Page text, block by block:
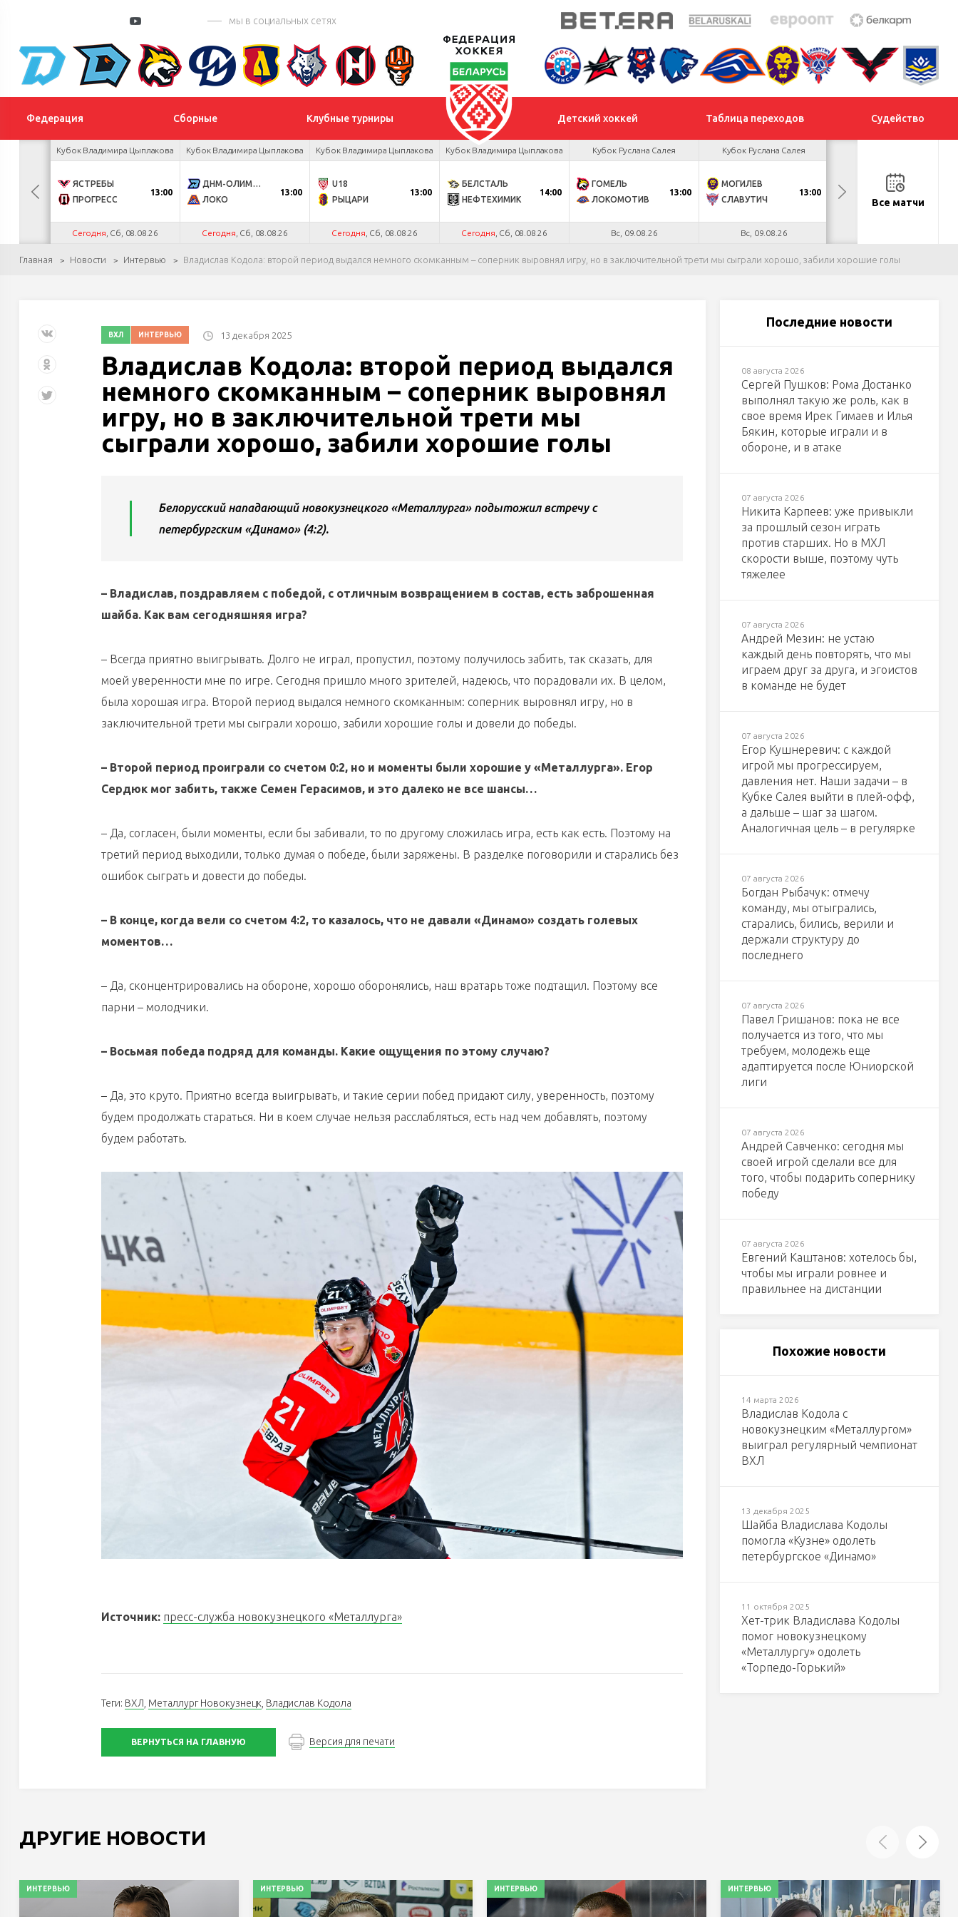
мы в социальных сетях
Федерация Сборные Клубные турниры Детский хоккей Таблица переходов Судейство
Кубок Владимира Цыплакова
ЯСТРЕБЫ
ПРОГРЕСС
13:00
Сегодня , Сб, 08.08.26
Кубок Владимира Цыплакова
ДНМ-ОЛИМПИК
ЛОКО
13:00
Сегодня , Сб, 08.08.26
Кубок Владимира Цыплакова
U18
РЫЦАРИ
13:00
Сегодня , Сб, 08.08.26
Кубок Владимира Цыплакова
БЕЛСТАЛЬ
НЕФТЕХИМИК
14:00
Сегодня , Сб, 08.08.26
Кубок Руслана Салея
ГОМЕЛЬ
ЛОКОМОТИВ
13:00
Вс, 09.08.26
Кубок Руслана Салея
МОГИЛЕВ
СЛАВУТИЧ
13:00
Вс, 09.08.26
МЕТАЛЛУРГ
Все матчи
Главная Новости Интервью Владислав Кодола: второй период выдался немного скомканным – соперник выровнял игру, но в заключительной трети мы сыграли хорошо, забили хорошие голы
ВХЛ ИНТЕРВЬЮ 13 декабря 2025
Владислав Кодола: второй период выдался
немного скомканным – соперник выровнял
игру, но в заключительной трети мы
сыграли хорошо, забили хорошие голы
Белорусский нападающий новокузнецкого «Металлурга» подытожил встречу с
петербургским «Динамо» (4:2).
– Владислав, поздравляем с победой, с отличным возвращением в состав, есть заброшенная
шайба. Как вам сегодняшняя игра?
– Всегда приятно выигрывать. Долго не играл, пропустил, поэтому получилось забить, так сказать, для
моей уверенности мне по игре. Сегодня пришло много зрителей, надеюсь, что порадовали их. В целом,
была хорошая игра. Второй период выдался немного скомканным: соперник выровнял игру, но в
заключительной трети мы сыграли хорошо, забили хорошие голы и довели до победы.
– Второй период проиграли со счетом 0:2, но и моменты были хорошие у «Металлурга». Егор
Сердюк мог забить, также Семен Герасимов, и это далеко не все шансы…
– Да, согласен, были моменты, если бы забивали, то по другому сложилась игра, есть как есть. Поэтому на
третий период выходили, только думая о победе, были заряжены. В разделке поговорили и старались без
ошибок сыграть и довести до победы.
– В конце, когда вели со счетом 4:2, то казалось, что не давали «Динамо» создать голевых
моментов…
– Да, сконцентрировались на обороне, хорошо оборонялись, наш вратарь тоже подтащил. Поэтому все
парни – молодчики.
– Восьмая победа подряд для команды. Какие ощущения по этому случаю?
– Да, это круто. Приятно всегда выигрывать, и такие серии побед придают силу, уверенность, поэтому
будем продолжать стараться. Ни в коем случае нельзя расслабляться, есть над чем добавлять, поэтому
будем работать.
Источник: пресс-служба новокузнецкого «Металлурга»
Теги: ВХЛ Металлург Новокузнецк Владислав Кодола
ВЕРНУТЬСЯ НА ГЛАВНУЮ Версия для печати
Последние новости
08 августа 2026
Сергей Пушков: Рома Достанко
выполнял такую же роль, как в
свое время Ирек Гимаев и Илья
Бякин, которые играли и в
обороне, и в атаке
07 августа 2026
Никита Карпеев: уже привыкли
за прошлый сезон играть
против старших. Но в МХЛ
скорости выше, поэтому чуть
тяжелее
07 августа 2026
Андрей Мезин: не устаю
каждый день повторять, что мы
играем друг за друга, и эгоистов
в команде не будет
07 августа 2026
Егор Кушнеревич: с каждой
игрой мы прогрессируем,
давления нет. Наши задачи – в
Кубке Салея выйти в плей-офф,
а дальше – шаг за шагом.
Аналогичная цель – в регулярке
07 августа 2026
Богдан Рыбачук: отмечу
команду, мы отыгрались,
старались, бились, верили и
держали структуру до
последнего
07 августа 2026
Павел Гришанов: пока не все
получается из того, что мы
требуем, молодежь еще
адаптируется после Юниорской
лиги
07 августа 2026
Андрей Савченко: сегодня мы
своей игрой сделали все для
того, чтобы подарить сопернику
победу
07 августа 2026
Евгений Каштанов: хотелось бы,
чтобы мы играли ровнее и
правильнее на дистанции
Похожие новости
14 марта 2026
Владислав Кодола с
новокузнецким «Металлургом»
выиграл регулярный чемпионат
ВХЛ
13 декабря 2025
Шайба Владислава Кодолы
помогла «Кузне» одолеть
петербургское «Динамо»
11 октября 2025
Хет-трик Владислава Кодолы
помог новокузнецкому
«Металлургу» одолеть
«Торпедо-Горький»
ДРУГИЕ НОВОСТИ
ИНТЕРВЬЮ ИНТЕРВЬЮ ИНТЕРВЬЮ ИНТЕРВЬЮ